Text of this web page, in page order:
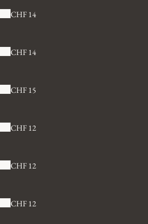
CHF 14
CHF 14
CHF 15
CHF 12
CHF 12
CHF 12